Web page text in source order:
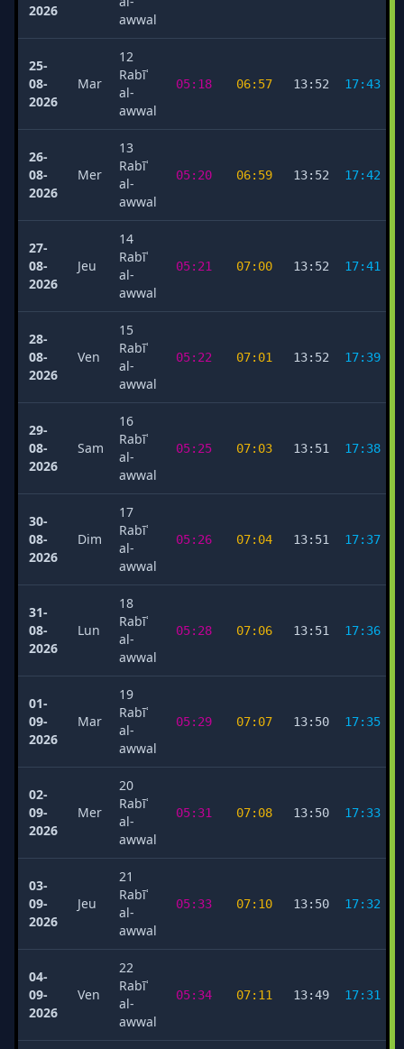
2026
awwal
25-
08-
2026
Mar
12
Rabīʿ
al-
awwal
05:18 06:57 13:52 17:43
26-
08-
2026
Mer
13
Rabīʿ
al-
awwal
05:20 06:59 13:52 17:42
27-
08-
2026
Jeu
14
Rabīʿ
al-
awwal
05:21 07:00 13:52 17:41
28-
08-
2026
Ven
15
Rabīʿ
al-
awwal
05:22 07:01 13:52 17:39
29-
08-
2026
Sam
16
Rabīʿ
al-
awwal
05:25 07:03 13:51 17:38
30-
08-
2026
Dim
17
Rabīʿ
al-
awwal
05:26 07:04 13:51 17:37
31-
08-
2026
Lun
18
Rabīʿ
al-
awwal
05:28 07:06 13:51 17:36
01-
09-
2026
Mar
19
Rabīʿ
al-
awwal
05:29 07:07 13:50 17:35
02-
09-
2026
Mer
20
Rabīʿ
al-
awwal
05:31 07:08 13:50 17:33
03-
09-
2026
Jeu
21
Rabīʿ
al-
awwal
05:33 07:10 13:50 17:32
04-
09-
2026
Ven
22
Rabīʿ
al-
awwal
05:34 07:11 13:49 17:31